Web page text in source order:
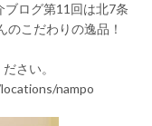
ブログ第11回は北7条
こだわりの逸品！
さい。
nampo